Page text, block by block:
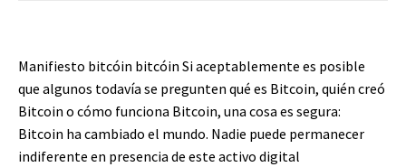
Manifiesto bitcóin bitcóin Si aceptablemente es posible
que algunos todavía se pregunten qué es Bitcoin, quién creó
Bitcoin o cómo funciona Bitcoin, una cosa es segura:
Bitcoin ha cambiado el mundo. Nadie puede permanecer
indiferente en presencia de este activo digital